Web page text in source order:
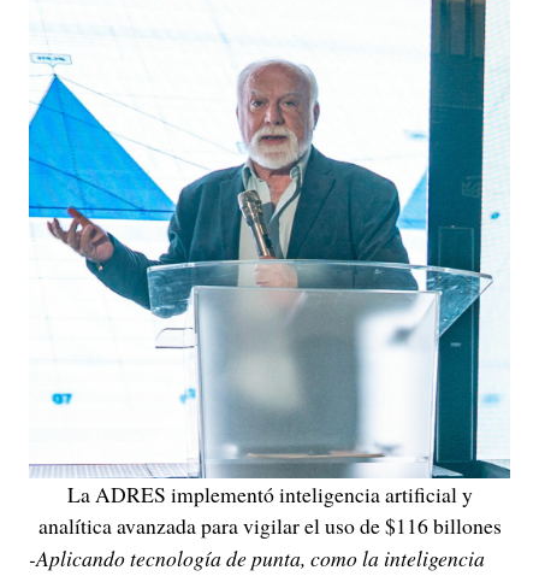
La ADRES implementó inteligencia artificial y
analítica avanzada para vigilar el uso de $116 billones
-Aplicando tecnología de punta, como la inteligencia